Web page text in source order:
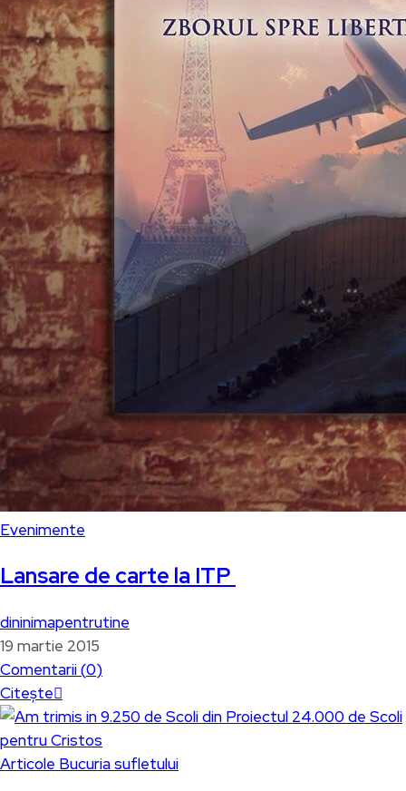
Evenimente
Lansare de carte la ITP
dininimapentrutine
19 martie 2015
Comentarii (0)
Citește
Articole Bucuria sufletului